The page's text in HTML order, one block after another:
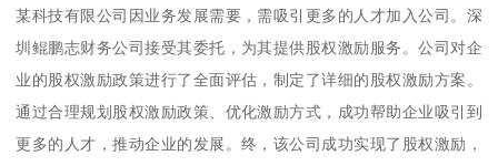
某科技有限公司因业务发展需要，需吸引更多的人才加入公司。深
圳鲲鹏志财务公司接受其委托，为其提供股权激励服务。公司对企
业的股权激励政策进行了全面评估，制定了详细的股权激励方案。
通过合理规划股权激励政策、优化激励方式，成功帮助企业吸引到
更多的人才，推动企业的发展。终，该公司成功实现了股权激励，